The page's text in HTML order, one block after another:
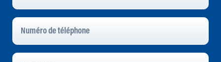
Numéro
Téléphone
Entreprise